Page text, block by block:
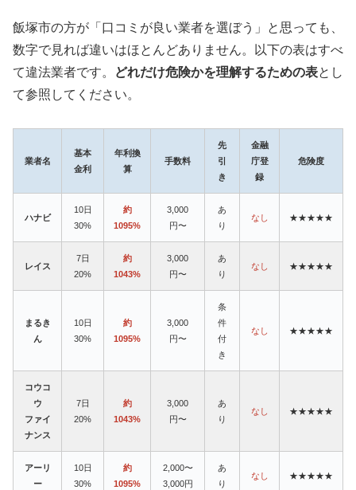
飯塚市の方が「口コミが良い業者を選ぼう」と思っても、
数字で見れば違いはほとんどありません。以下の表はすべ
て違法業者です。
どれだけ危険かを理解するための表とし
て参照してください。
業者名
基本
金利
年利換
算
手数料
先
引
き
金融
庁登
録
危険度
ハナビ
10日
30%
約
1095%
3,000
円〜
あ
り
なし ★★★★★
レイス
7日
20%
約
1043%
3,000
円〜
あ
り
なし ★★★★★
まるき
ん
10日
30%
約
1095%
3,000
円〜
条
件
付
き
なし ★★★★★
コウコ
ウ
ファイ
ナンス
7日
20%
約
1043%
3,000
円〜
あ
り
なし ★★★★★
アーリ
ー
10日
30%
約
1095%
2,000〜
3,000円
あ
り
なし ★★★★★